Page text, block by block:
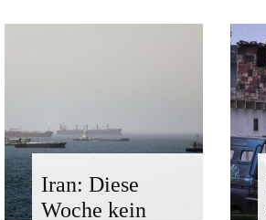
Iran: Diese
Woche kein